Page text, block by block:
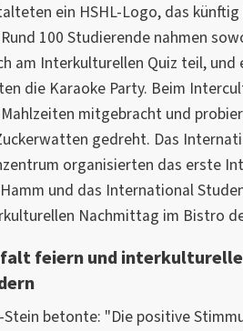
ein HSHL-Logo, das künftig
100 Studierende nahmen
am Interkulturellen Quiz teil, und
die Karaoke Party. Beim
mitgebracht und
gedreht. Das
organisierten das erste
Hamm und das International
Nachmittag im Bistro
feiern und
Stein betonte: "Die positive